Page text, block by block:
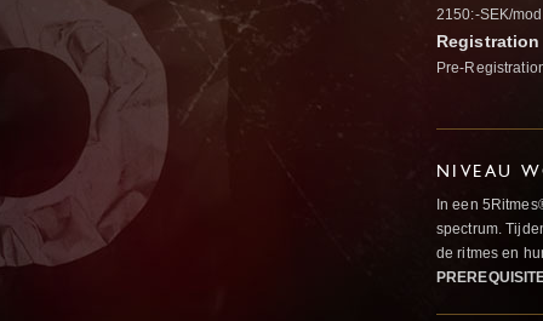
2150:-SEK/
Pre-
NIVEAU
In een
spectrum.
de ritmes en